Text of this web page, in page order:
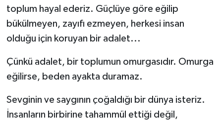
toplum hayal ederiz. Güçlüye göre eğilip
bükülmeyen, zayıfı ezmeyen, herkesi insan
olduğu için koruyan bir adalet...
Çünkü adalet, bir toplumun omurgasıdır. Omurga
eğilirse, beden ayakta duramaz.
Sevginin ve saygının çoğaldığı bir dünya isteriz.
İnsanların birbirine tahammül ettiği değil,